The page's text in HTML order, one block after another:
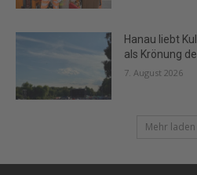
Hanau liebt
als Krönung
7. August 2026
Mehr laden